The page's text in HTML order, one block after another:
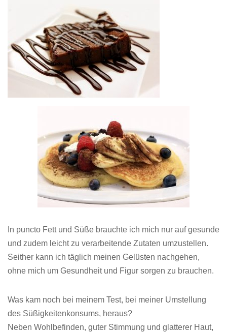
In puncto Fett und Süße brauchte ich mich nur auf gesunde
und zudem leicht zu verarbeitende Zutaten umzustellen.
Seither kann ich täglich meinen Gelüsten nachgehen,
ohne mich um Gesundheit und Figur sorgen zu brauchen.
Was kam noch bei meinem Test, bei meiner Umstellung
des Süßigkeitenkonsums, heraus?
Neben Wohlbefinden, guter Stimmung und glatterer Haut,